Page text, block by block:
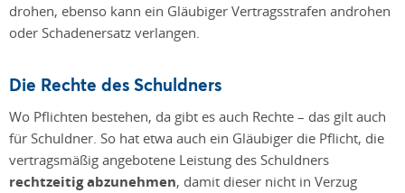
drohen, ebenso kann ein Gläubiger Vertragsstrafen androhen
oder Schadenersatz verlangen.
Die Rechte des Schuldners
Wo Pflichten bestehen, da gibt es auch Rechte – das gilt auch
für Schuldner. So hat etwa auch ein Gläubiger die Pflicht, die
vertragsmäßig angebotene Leistung des Schuldners
rechtzeitig abzunehmen, damit dieser nicht in Verzug